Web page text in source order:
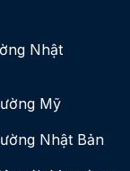
Nhật
Mỹ
Nhật Bản